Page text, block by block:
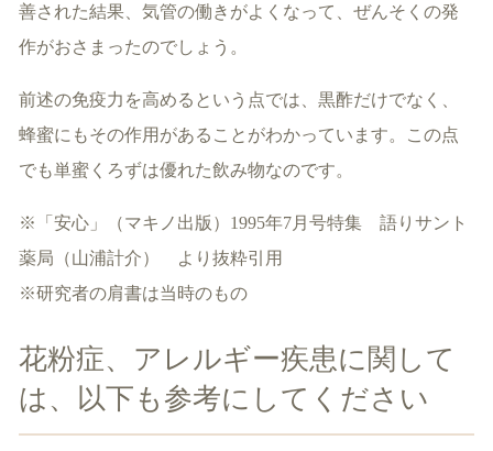
善された結果、気管の働きがよくなって、ぜんそくの発
作がおさまったのでしょう。
前述の免疫力を高めるという点では、黒酢だけでなく、
蜂蜜にもその作用があることがわかっています。この点
でも単蜜くろずは優れた飲み物なのです。
※「安心」（マキノ出版）1995年7月号特集 語りサント
薬局（山浦計介） より抜粋引用
※研究者の肩書は当時のもの
花粉症、アレルギー疾患に関して
は、以下も参考にしてください